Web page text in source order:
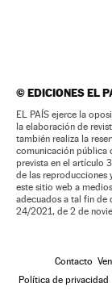
©EDICIONES EL
EL PAÍS ejerce la
la elaboración de
también realiza la
comunicación pública
prevista en el artículo
de las reproducciones
este sitio web a
adecuados a tal fin de
24/2021, de 2 de
Contacto
Política de privacidad